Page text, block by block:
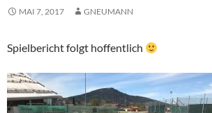
MAI 7, 2017 GNEUMANN
Spielbericht folgt hoffentlich